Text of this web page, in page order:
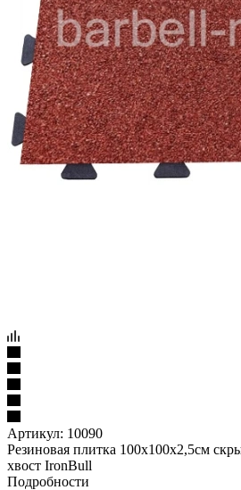
Артикул: 10090
Резиновая плитка 100х100х2,5см
хвост IronBull
Подробности